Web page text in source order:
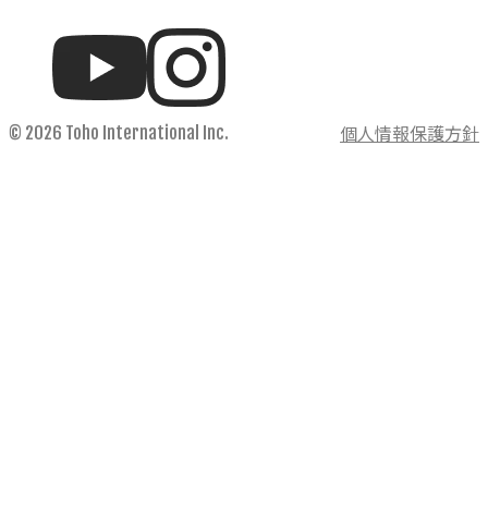
© 2026 Toho International Inc.
個人情報保護方針